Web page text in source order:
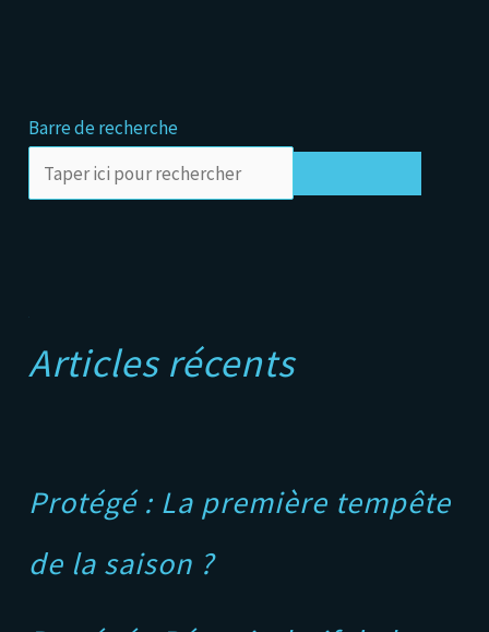
Barre de recherche
Articles récents
Protégé : La première tempête
de la saison ?